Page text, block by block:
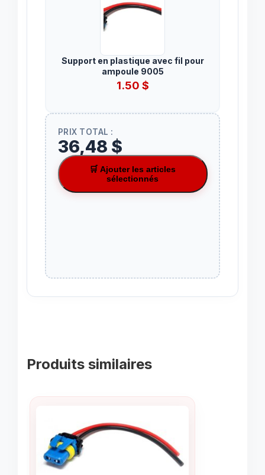
Support en plastique avec fil pour
ampoule 9005
1.50 $
PRIX TOTAL :
36,48 $
🛒 Ajouter les articles
sélectionnés
Produits similaires